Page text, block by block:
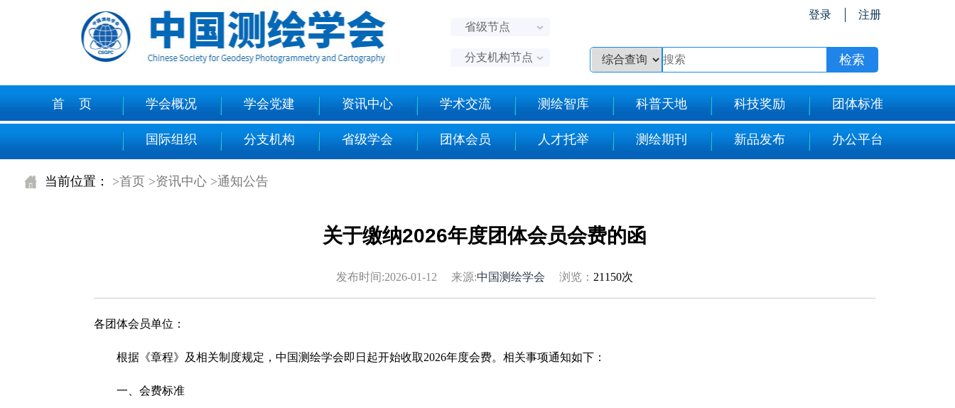
省级节点
分支机构节点
登录 注册
首 页 学会概况 学会党建 资讯中心 学术交流 测绘智库 科普天地 科技奖励 团体标准
国际组织 分支机构 省级学会 团体会员 人才托举 测绘期刊 新品发布 办公平台
当前位置： >首页 >资讯中心 >通知公告
关于缴纳2026年度团体会员会费的函
发布时间:2026-01-12 来源:中国测绘学会 浏览： 21150次
各团体会员单位：
根据《章程》及相关制度规定，中国测绘学会即日起开始收取2026年度会费。相关事项通知如下：
一、会费标准